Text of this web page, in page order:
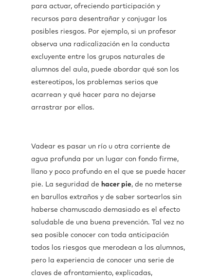
para actuar, ofreciendo participación y
recursos para desentrañar y conjugar los
posibles riesgos. Por ejemplo, si un profesor
observa una radicalización en la conducta
excluyente entre los grupos naturales de
alumnos del aula, puede abordar qué son los
estereotipos, los problemas serios que
acarrean y qué hacer para no dejarse
arrastrar por ellos.
Vadear es pasar un río u otra corriente de
agua profunda por un lugar con fondo firme,
llano y poco profundo en el que se puede hacer
pie. La seguridad de hacer pie, de no meterse
en barullos extraños y de saber sortearlos sin
haberse chamuscado demasiado es el efecto
saludable de una buena prevención. Tal vez no
sea posible conocer con toda anticipación
todos los riesgos que merodean a los alumnos,
pero la experiencia de conocer una serie de
claves de afrontamiento, explicadas,